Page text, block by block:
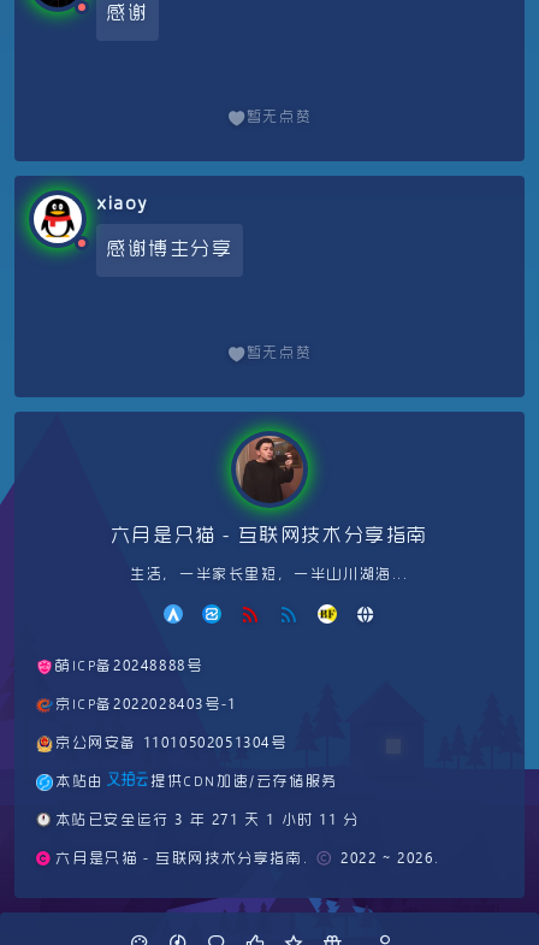
感谢
暂无点赞
xiaoy
感谢博主分享
暂无点赞
六月是只猫 - 互联网技术分享指南
生活，一半家长里短，一半山川湖海...
萌ICP备20248888号
京ICP备2022028403号-1
京公网安备 11010502051304号
本站由 提供CDN加速/云存储服务
🕛 本站已安全运行 3 年 271 天 1 小时 11 分
六月是只猫 - 互联网技术分享指南. © 2022 ~ 2026.